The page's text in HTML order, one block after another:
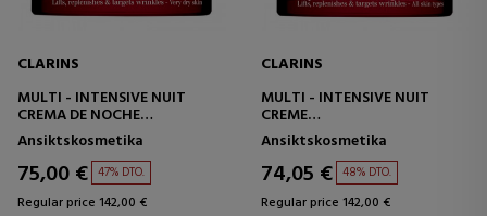
CLARINS
MULTI - INTENSIVE NUIT
CREMA DE NOCHE
REAFIRMANTE PIELES SECAS
Ansiktskosmetika
75,00 € 47% DTO.
Regular price 142,00 €
CLARINS
MULTI - INTENSIVE NUIT
CREME
CREMA DE NOCHE TODO TIPO
DE PIELES
Ansiktskosmetika
74,05 € 48% DTO.
Regular price 142,00 €